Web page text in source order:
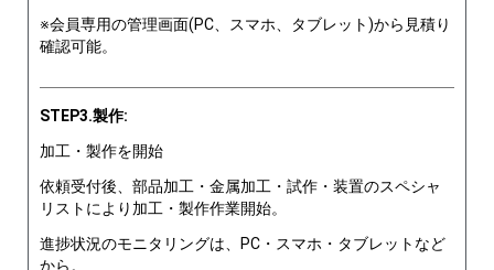
※会員専用の管理画面(PC、スマホ、タブレット)から見積り
確認可能。
STEP3.製作:
加工・製作を開始
依頼受付後、部品加工・金属加工・試作・装置のスペシャ
リストにより加工・製作作業開始。
進捗状況のモニタリングは、PC・スマホ・タブレットなど
から。